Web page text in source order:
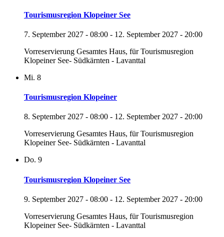
Tourismusregion Klopeiner See
7. September 2027 - 08:00 - 12. September 2027 - 20:00
Vorreservierung Gesamtes Haus, für Tourismusregion
Klopeiner See- Südkärnten - Lavanttal
Mi. 8
Tourismusregion Klopeiner
8. September 2027 - 08:00 - 12. September 2027 - 20:00
Vorreservierung Gesamtes Haus, für Tourismusregion
Klopeiner See- Südkärnten - Lavanttal
Do. 9
Tourismusregion Klopeiner See
9. September 2027 - 08:00 - 12. September 2027 - 20:00
Vorreservierung Gesamtes Haus, für Tourismusregion
Klopeiner See- Südkärnten - Lavanttal